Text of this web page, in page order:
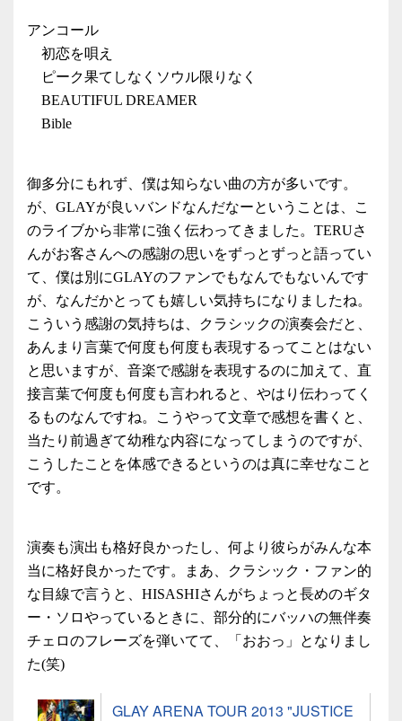
アンコール
初恋を唄え
ピーク果てしなくソウル限りなく
BEAUTIFUL DREAMER
Bible
御多分にもれず、僕は知らない曲の方が多いです。
が、GLAYが良いバンドなんだなーということは、こ
のライブから非常に強く伝わってきました。TERUさ
んがお客さんへの感謝の思いをずっとずっと語ってい
て、僕は別にGLAYのファンでもなんでもないんです
が、なんだかとっても嬉しい気持ちになりましたね。
こういう感謝の気持ちは、クラシックの演奏会だと、
あんまり言葉で何度も何度も表現するってことはない
と思いますが、音楽で感謝を表現するのに加えて、直
接言葉で何度も何度も言われると、やはり伝わってく
るものなんですね。こうやって文章で感想を書くと、
当たり前過ぎて幼稚な内容になってしまうのですが、
こうしたことを体感できるというのは真に幸せなこと
です。
演奏も演出も格好良かったし、何より彼らがみんな本
当に格好良かったです。まあ、クラシック・ファン的
な目線で言うと、HISASHIさんがちょっと長めのギタ
ー・ソロやっているときに、部分的にバッハの無伴奏
チェロのフレーズを弾いてて、「おおっ」となりまし
た(笑)
GLAY ARENA TOUR 2013 "JUSTICE